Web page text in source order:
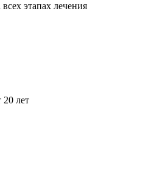
этапах лечения
20 лет